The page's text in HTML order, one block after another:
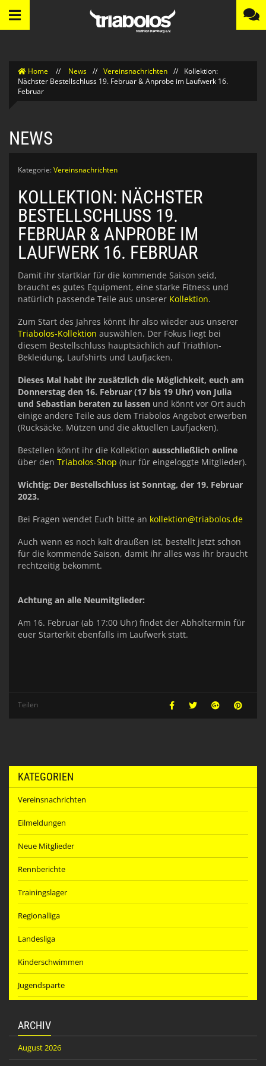
Home // News // Vereinsnachrichten //
Kollektion:
Nächster Bestellschluss 19. Februar & Anprobe im Laufwerk 16.
Februar
NEWS
Kategorie:Vereinsnachrichten
KOLLEKTION: NÄCHSTER
BESTELLSCHLUSS 19.
FEBRUAR & ANPROBE IM
LAUFWERK 16. FEBRUAR
Damit ihr startklar für die kommende Saison seid,
braucht es gutes Equipment, eine starke Fitness und
natürlich passende Teile aus unserer Kollektion.
Zum Start des Jahres könnt ihr also wieder aus unserer
Triabolos-Kollektion auswählen. Der Fokus liegt bei
diesem Bestellschluss hauptsächlich auf Triathlon-
Bekleidung, Laufshirts und Laufjacken.
Dieses Mal habt ihr zusätzlich die Möglichkeit, euch am
Donnerstag den 16. Februar (17 bis 19 Uhr) von Julia
und Sebastian beraten zu lassen und könnt vor Ort auch
einige andere Teile aus dem Triabolos Angebot erwerben
(Rucksäcke, Mützen und die aktuellen Laufjacken).
Bestellen könnt ihr die Kollektion ausschließlich online
über den Triabolos-Shop (nur für eingeloggte Mitglieder).
Wichtig: Der Bestellschluss ist Sonntag, der 19. Februar
2023.
Bei Fragen wendet Euch bitte an kollektion@triabolos.de
Auch wenn es noch kalt draußen ist, bestellt jetzt schon
für die kommende Saison, damit ihr alles was ihr braucht
rechtzeitig bekommt.
Achtung an alle Neumitglieder:
Am 16. Februar (ab 17:00 Uhr) findet der Abholtermin für
euer Starterkit ebenfalls im Laufwerk statt.
Teilen
KATEGORIEN
Vereinsnachrichten
Eilmeldungen
Neue Mitglieder
Rennberichte
Trainingslager
Regionalliga
Landesliga
Kinderschwimmen
Jugendsparte
ARCHIV
August 2026